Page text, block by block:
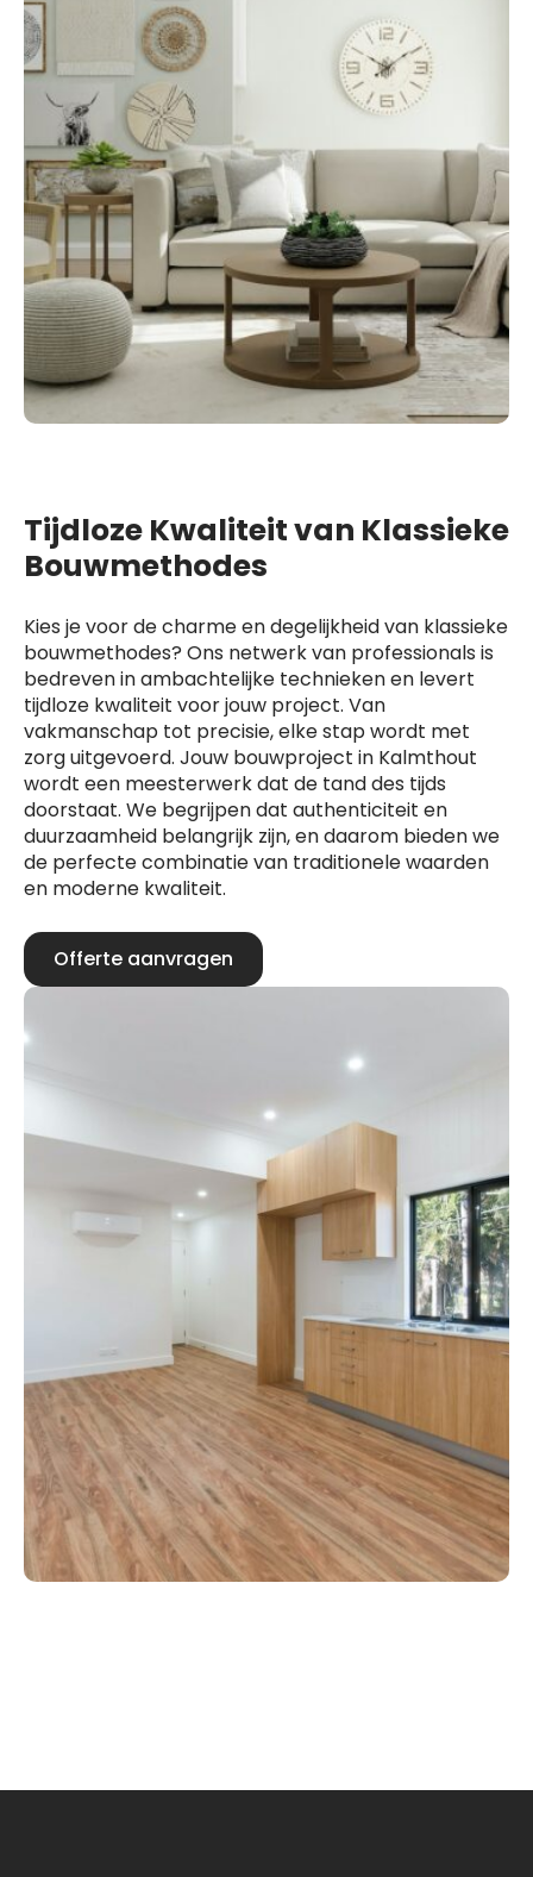
Tijdloze Kwaliteit van Klassieke
Bouwmethodes
Kies je voor de charme en degelijkheid van klassieke
bouwmethodes? Ons netwerk van professionals is
bedreven in ambachtelijke technieken en levert
tijdloze kwaliteit voor jouw project. Van
vakmanschap tot precisie, elke stap wordt met
zorg uitgevoerd. Jouw bouwproject in Kalmthout
wordt een meesterwerk dat de tand des tijds
doorstaat. We begrijpen dat authenticiteit en
duurzaamheid belangrijk zijn, en daarom bieden we
de perfecte combinatie van traditionele waarden
en moderne kwaliteit.
Offerte aanvragen